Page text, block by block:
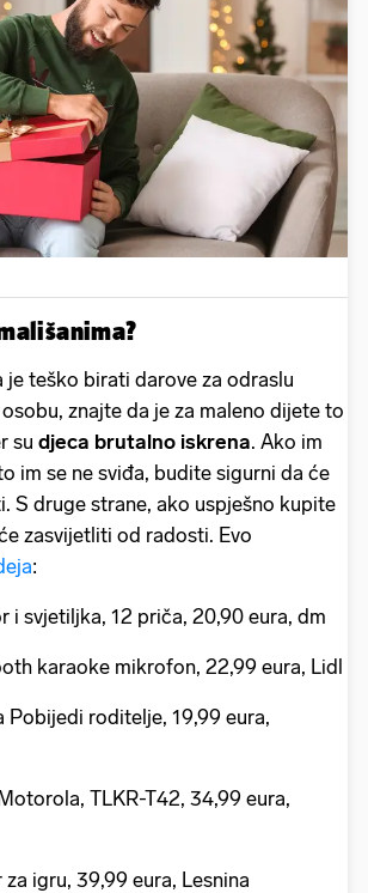
je teško birati darove za odraslu
znajte da je za maleno dijete to
su djeca brutalno iskrena. Ako im
im se ne sviđa, budite sigurni da će
S druge strane, ako uspješno kupite
zasvijetliti od radosti. Evo
:
i svjetiljka, 12 priča, 20,90 eura, dm
karaoke mikrofon, 22,99 eura, Lidl
Pobijedi roditelje, 19,99 eura,
TLKR-T42, 34,99 eura,
igru, 39,99 eura, Lesnina